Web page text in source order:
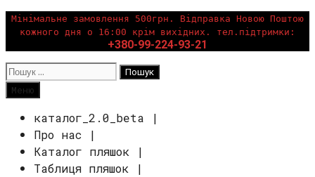
Перейти
вмісту
Мінімальне замовлення 500грн. Відправка Новою Поштою
кожного дня о 16:00 крім вихідних. тел.підтримки:
+380-99-224-93-21
Пошук:
Пошук
Меню
каталог_2.0_beta |
Про нас |
Каталог пляшок |
Таблиця пляшок |